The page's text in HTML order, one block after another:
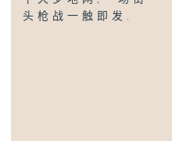
头枪战一触即发.